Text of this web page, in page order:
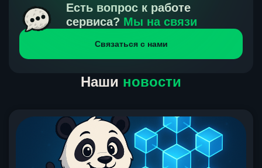
получения нами средств от тебя, а на другой части
направлений курс, указанный на сайте, является
окончательным. Если сомневаешься, напиши в онлайн-
чат на сайте, мы поможем разобраться.
Есть вопрос к работе
сервиса? Мы на связи
Связаться с нами
Наши новости